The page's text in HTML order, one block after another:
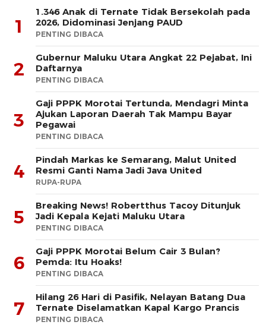
1
1.346 Anak di Ternate Tidak Bersekolah pada
2026, Didominasi Jenjang PAUD
PENTING DIBACA
2
Gubernur Maluku Utara Angkat 22 Pejabat, Ini
Daftarnya
PENTING DIBACA
3
Gaji PPPK Morotai Tertunda, Mendagri Minta
Ajukan Laporan Daerah Tak Mampu Bayar
Pegawai
PENTING DIBACA
4
Pindah Markas ke Semarang, Malut United
Resmi Ganti Nama Jadi Java United
RUPA-RUPA
5
Breaking News! Robertthus Tacoy Ditunjuk
Jadi Kepala Kejati Maluku Utara
PENTING DIBACA
6
Gaji PPPK Morotai Belum Cair 3 Bulan?
Pemda: Itu Hoaks!
PENTING DIBACA
7
Hilang 26 Hari di Pasifik, Nelayan Batang Dua
Ternate Diselamatkan Kapal Kargo Prancis
PENTING DIBACA